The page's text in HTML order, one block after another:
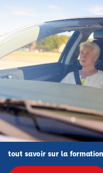
tout savoir sur la formation